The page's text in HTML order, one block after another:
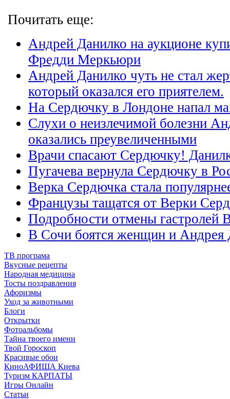
Почитать еще:
Андрей Данилко на аукционе
Фредди Меркьюри
Андрей Данилко чуть не стал
который оказался его приятелем.
На Сердючку в Лондоне напал
Слухи о неизлечимой болезни
оказались преувеличенными
Врачи спасают Сердючку!
Пугачева вернула Сердючку в
Верка Сердючка стала
Французы тащатся от Верки
Подробности отмены гастролей
В Сочи боятся женщин и Андрея
ТВ програма
Вкусные рецепты
Народная медицина
Тосты поздравления
Афоризмы
Уход за животными
Блоги
Открытки
Фотоальбомы
Тайна твоего имени
Твой Гороскоп
Красивые обои
КиноАФИША Киева
Туризм КАРПАТЫ
Игры Онлайн
Статьи